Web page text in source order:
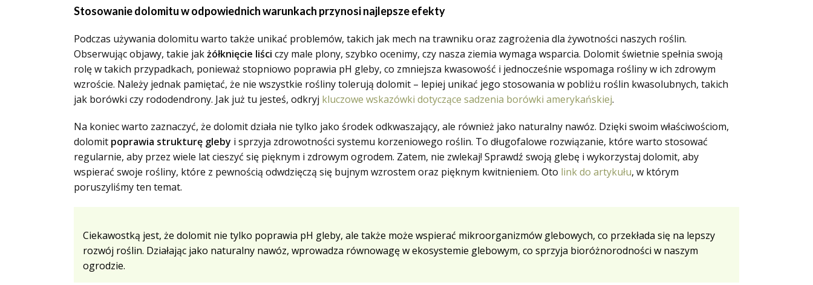
Stosowanie dolomitu w odpowiednich warunkach przynosi najlepsze efekty
Podczas używania dolomitu warto także unikać problemów, takich jak mech na trawniku oraz zagrożenia dla żywotności naszych roślin.
Obserwując objawy, takie jakżółknięcie liści czy male plony, szybko ocenimy, czy nasza ziemia wymaga wsparcia. Dolomit świetnie spełnia swoją
rolę w takich przypadkach, ponieważ stopniowo poprawia pH gleby, co zmniejsza kwasowość i jednocześnie wspomaga rośliny w ich zdrowym
wzroście. Należy jednak pamiętać, że nie wszystkie rośliny tolerują dolomit – lepiej unikać jego stosowania w pobliżu roślin kwasolubnych, takich
jak borówki czy rododendrony. Jak już tu jesteś, odkryj kluczowe wskazówki dotyczące sadzenia borówki amerykańskiej.
Na koniec warto zaznaczyć, że dolomit działa nie tylko jako środek odkwaszający, ale również jako naturalny nawóz. Dzięki swoim właściwościom,
dolomit poprawia strukturę gleby i sprzyja zdrowotności systemu korzeniowego roślin. To długofalowe rozwiązanie, które warto stosować
regularnie, aby przez wiele lat cieszyć się pięknym i zdrowym ogrodem. Zatem, nie zwlekaj! Sprawdź swoją glebę i wykorzystaj dolomit, aby
wspierać swoje rośliny, które z pewnością odwdzięczą się bujnym wzrostem oraz pięknym kwitnieniem. Oto link do artykułu, w którym
poruszyliśmy ten temat.
Ciekawostką jest, że dolomit nie tylko poprawia pH gleby, ale także może wspierać mikroorganizmów glebowych, co przekłada się na lepszy
rozwój roślin. Działając jako naturalny nawóz, wprowadza równowagę w ekosystemie glebowym, co sprzyja bioróżnorodności w naszym
ogrodzie.